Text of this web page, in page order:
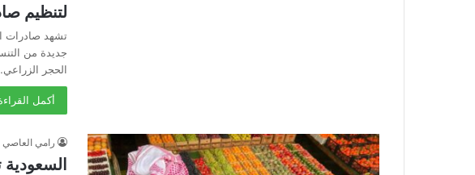
لتنظيم
تشهد صادرات
جديدة من
الحجر
أكمل
رامي العاصي
السعودية